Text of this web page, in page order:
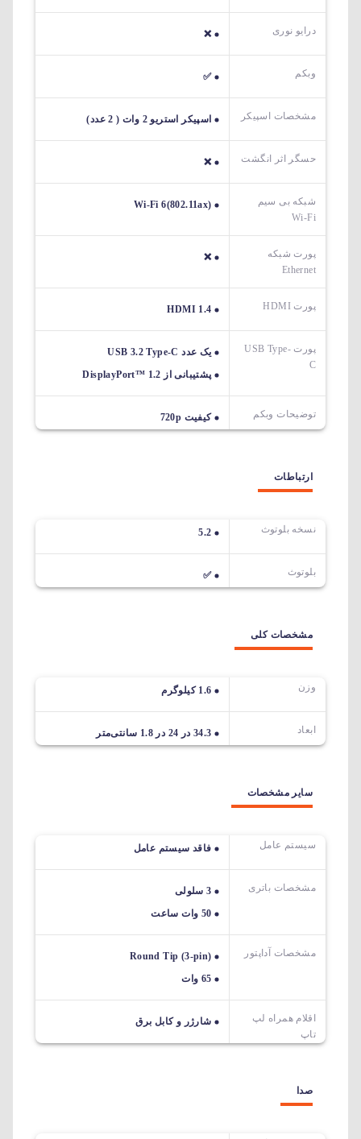
درایو نوری ❌
وبکم ✅
مشخصات اسپیکر اسپیکر استریو 2 وات ( 2 عدد)
حسگر اثر انگشت ❌
شبکه بی سیم
Wi-Fi
Wi-Fi 6(802.11ax)
پورت شبکه
Ethernet
❌
پورت HDMI HDMI 1.4
پورت USB Type-
C
یک عدد USB 3.2 Type-C
پشتیبانی از DisplayPort™ 1.2
توضیحات وبکم کیفیت 720p
ارتباطات
نسخه بلوتوث 5.2
بلوتوث ✅
مشخصات کلی
وزن 1.6 کیلوگرم
ابعاد 34.3 در 24 در 1.8 سانتی‌متر
سایر مشخصات
سیستم عامل فاقد سیستم عامل
مشخصات باتری
3 سلولی
50 وات ساعت
مشخصات آداپتور
Round Tip (3-pin)
65 وات
اقلام همراه لپ
تاپ
شارژر و کابل برق
صدا